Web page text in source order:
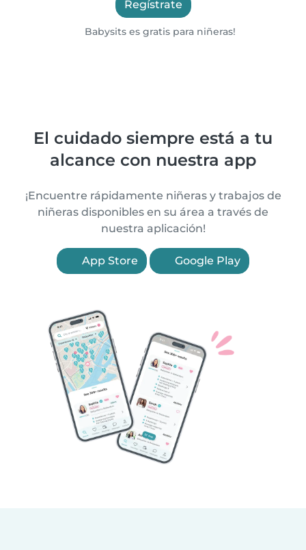
Regístrate
Babysits es gratis para niñeras!
El cuidado siempre está a tu
alcance con nuestra app
¡Encuentre rápidamente niñeras y trabajos de
niñeras disponibles en su área a través de
nuestra aplicación!
App Store Google Play